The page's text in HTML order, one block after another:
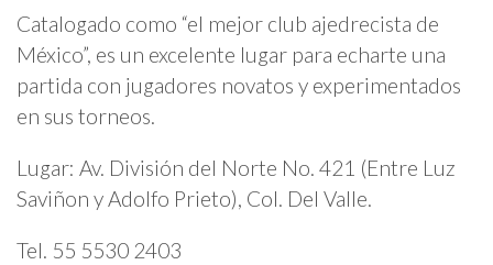
Catalogado como “el mejor club ajedrecista de
México”, es un excelente lugar para echarte una
partida con jugadores novatos y experimentados
en sus torneos.
Lugar: Av. División del Norte No. 421 (Entre Luz
Saviñon y Adolfo Prieto), Col. Del Valle.
Tel. 55 5530 2403